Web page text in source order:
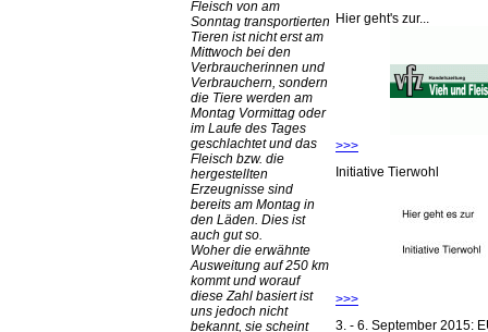
Fleisch von am
Sonntag transportierten
Tieren ist nicht erst am
Mittwoch bei den
Verbraucherinnen und
Verbrauchern, sondern
die Tiere werden am
Montag Vormittag oder
im Laufe des Tages
geschlachtet und das
Fleisch bzw. die
hergestellten
Erzeugnisse sind
bereits am Montag in
den Läden. Dies ist
auch gut so.
Woher die erwähnte
Ausweitung auf 250 km
kommt und worauf
diese Zahl basiert ist
uns jedoch nicht
bekannt, sie scheint
Hier geht's zur...
>>>
Initiative Tierwohl
>>>
3. - 6. September 2015: